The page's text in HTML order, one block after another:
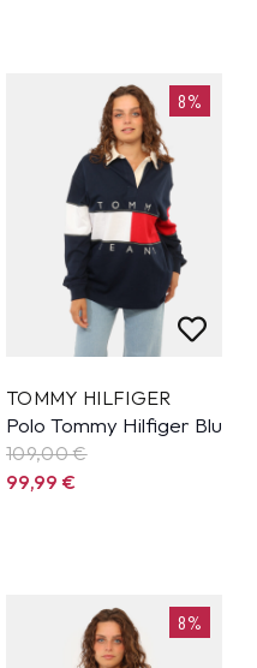
8%
TOMMY HILFIGER
Polo Tommy Hilfiger Blu
109,00 €
99,99€
8%